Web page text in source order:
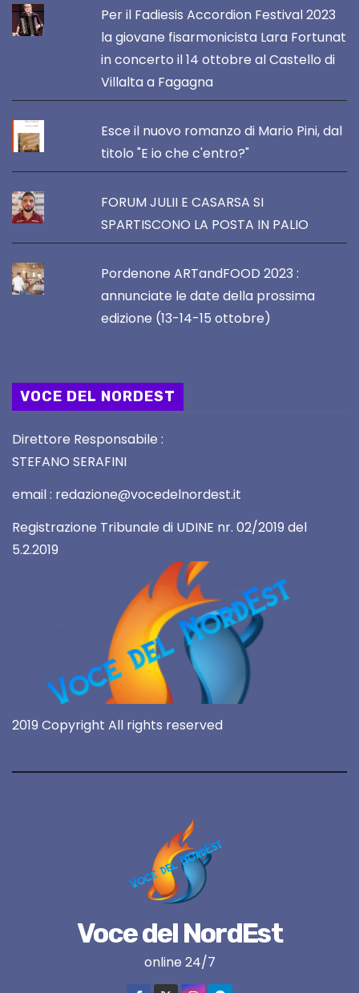
Per il Fadiesis Accordion Festival 2023
la giovane fisarmonicista Lara Fortunat
in concerto il 14 ottobre al Castello di
Villalta a Fagagna
Esce il nuovo romanzo di Mario Pini, dal
titolo "E io che c'entro?"
FORUM JULII E CASARSA SI
SPARTISCONO LA POSTA IN PALIO
Pordenone ARTandFOOD 2023 :
annunciate le date della prossima
edizione (13-14-15 ottobre)
VOCE DEL NORDEST
Direttore Responsabile :
STEFANO SERAFINI
email : redazione@vocedelnordest.it
Registrazione Tribunale di UDINE nr. 02/2019 del
5.2.2019
2019 Copyright All rights reserved
Voce del NordEst
online 24/7